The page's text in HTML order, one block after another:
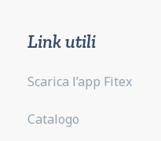
Link utili
Scarica l’app Fitex
Catalogo